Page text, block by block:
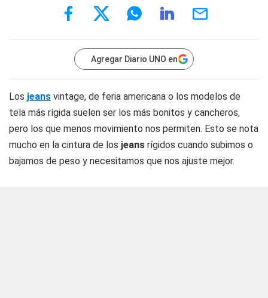
Agregar Diario UNO en
Los jeans vintage, de feria americana o los modelos de
tela más rígida suelen ser los más bonitos y cancheros,
pero los que menos movimiento nos permiten. Esto se nota
mucho en la cintura de los jeans rígidos cuando subimos o
bajamos de peso y necesitamos que nos ajuste mejor.